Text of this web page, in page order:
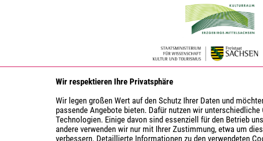
Wir respektieren Ihre Privatsphäre
Wir legen großen Wert auf den Schutz Ihrer Daten und
passende Angebote bieten. Dafür nutzen wir unterschiedliche
Technologien. Einige davon sind essenziell für den Betrieb
andere verwenden wir nur mit Ihrer Zustimmung, etwa um
verbessern. Detaillierte Informationen zu den verwendeten